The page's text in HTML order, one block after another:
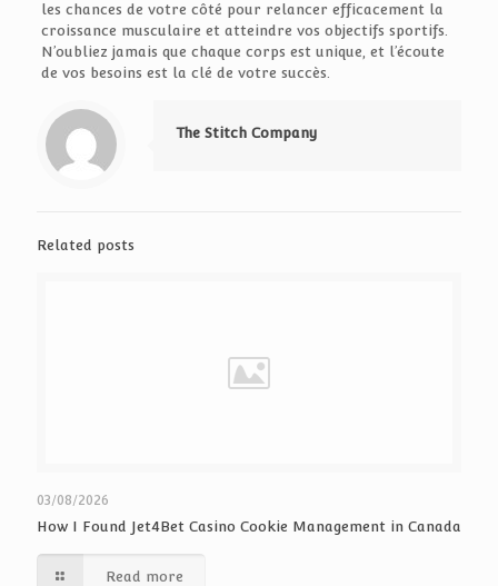
les chances de votre côté pour relancer efficacement la
croissance musculaire et atteindre vos objectifs sportifs.
N’oubliez jamais que chaque corps est unique, et l’écoute
de vos besoins est la clé de votre succès.
The Stitch Company
Related posts
03/08/2026
How I Found Jet4Bet Casino Cookie Management in Canada
Read more